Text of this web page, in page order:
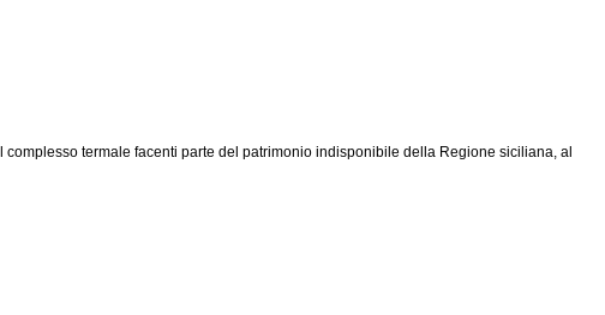
termale facenti parte del patrimonio indisponibile della Regione siciliana, al